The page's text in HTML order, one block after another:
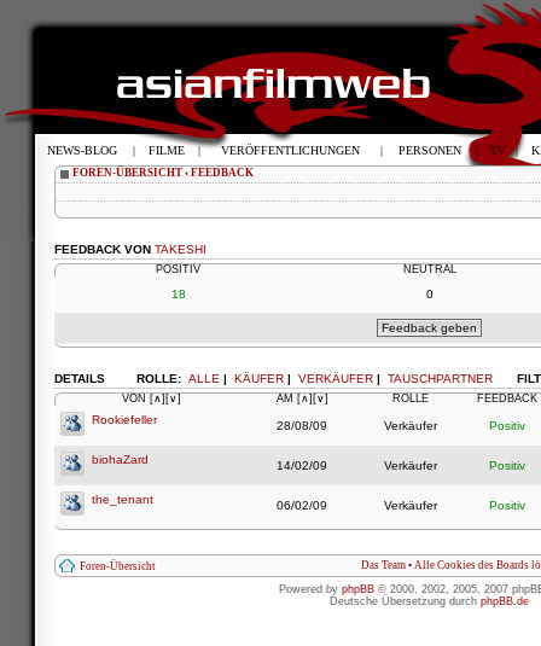
FOREN-ÜBERSICHT ‹ FEEDBACK
FEEDBACK VON TAKESHI
POSITIV NEUTRAL
18 0
ROLLE: ALLE | KÄUFER | VERKÄUFER | TAUSCHPARTNER
DETAILS
VON [∧] [∨] AM [∧] [∨] ROLLE FEEDBACK
Rookiefeller 28/08/09 Verkäufer Positiv
biohaZard 14/02/09 Verkäufer Positiv
the_tenant 06/02/09 Verkäufer Positiv
Foren-Übersicht Das Team • Alle Cookies des Boards
Powered by phpBB © 2000, 2002, 2005, 2007
Deutsche Übersetzung durch phpBB.de
NEWS-BLOG | FILME | VERÖFFENTLICHUNGEN | PERSONEN | TV |